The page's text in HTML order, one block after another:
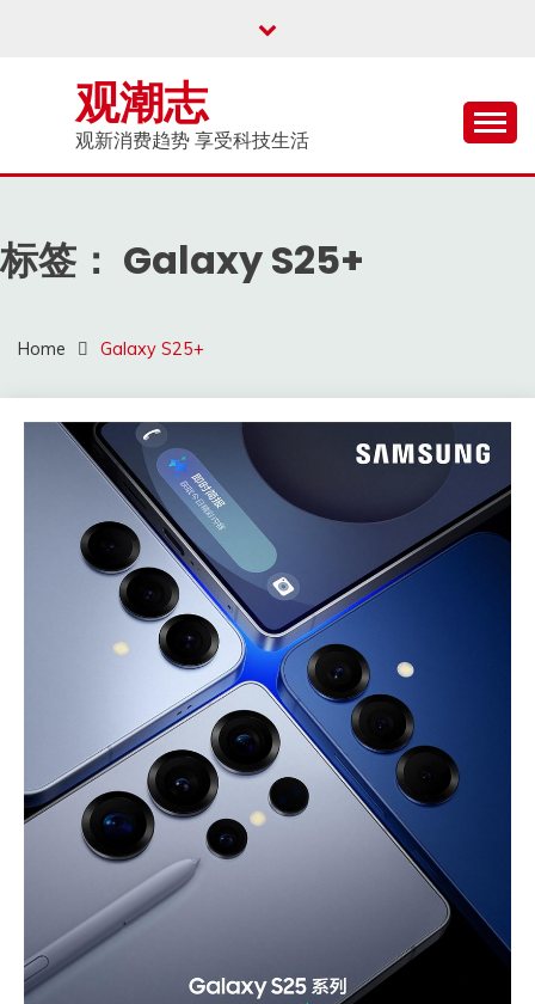
观潮志
观新消费趋势 享受科技生活
标签： Galaxy S25+
Home Galaxy S25+